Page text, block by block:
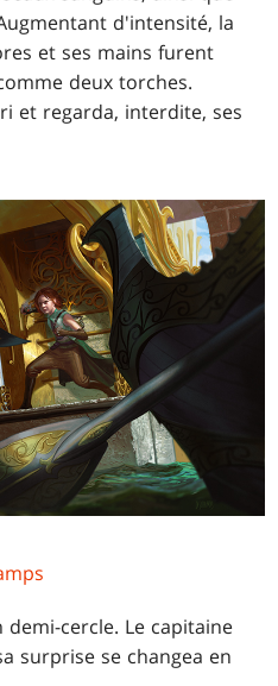
d'intensité, la
et ses mains furent
deux torches.
et regarda, interdite, ses
cercle. Le capitaine
surprise se changea en